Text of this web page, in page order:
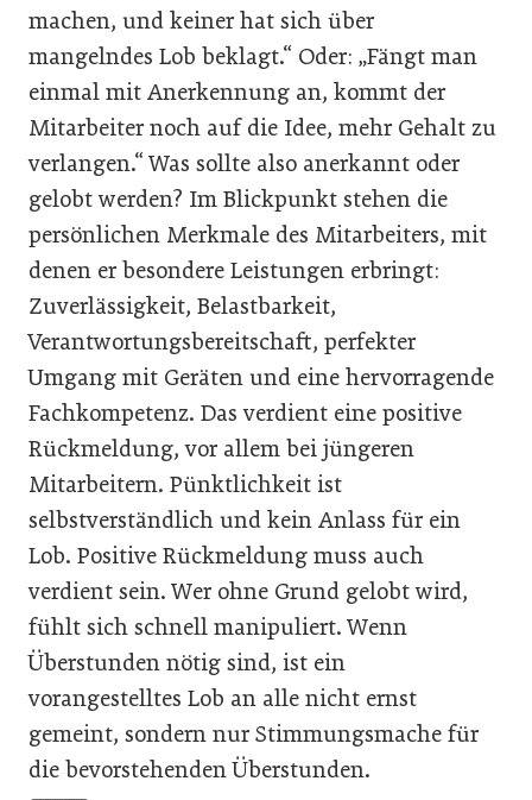
machen, und keiner hat sich über
mangelndes Lob beklagt.“ Oder: „Fängt man
einmal mit Anerkennung an, kommt der
Mitarbeiter noch auf die Idee, mehr Gehalt zu
verlangen.“ Was sollte also anerkannt oder
gelobt werden? Im Blickpunkt stehen die
persönlichen Merkmale des Mitarbeiters, mit
denen er besondere Leistungen erbringt:
Zuverlässigkeit, Belastbarkeit,
Verantwortungsbereitschaft, perfekter
Umgang mit Geräten und eine hervorragende
Fachkompetenz. Das verdient eine positive
Rückmeldung, vor allem bei jüngeren
Mitarbeitern. Pünktlichkeit ist
selbstverständlich und kein Anlass für ein
Lob. Positive Rückmeldung muss auch
verdient sein. Wer ohne Grund gelobt wird,
fühlt sich schnell manipuliert. Wenn
Überstunden nötig sind, ist ein
vorangestelltes Lob an alle nicht ernst
gemeint, sondern nur Stimmungsmache für
die bevorstehenden Überstunden.